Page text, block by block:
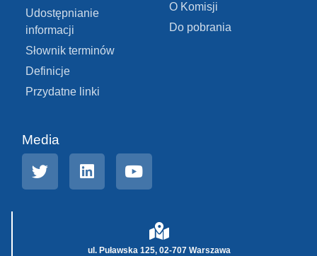
Udostępnianie
informacji
Słownik terminów
Definicje
Przydatne linki
O Komisji
Do pobrania
Media
ul. Puławska 125, 02-707 Warszawa